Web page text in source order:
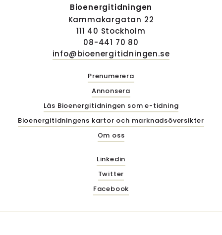
Bioenergitidningen
Kammakargatan 22
111 40 Stockholm
08-441 70 80
info@bioenergitidningen.se
Prenumerera
Annonsera
Läs Bioenergitidningen som e-tidning
Bioenergitidningens kartor och marknadsöversikter
Om oss
Linkedin
Twitter
Facebook